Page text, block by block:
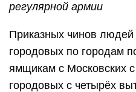
регулярной армии
Приказных чинов людей
городовых по городам
ямщикам с Московских
городовых с четырёх